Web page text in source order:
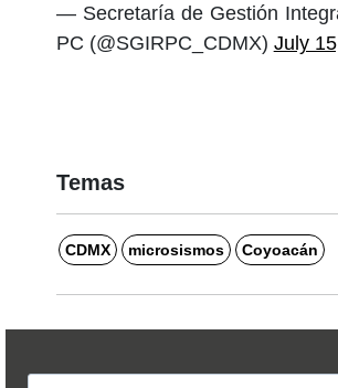
— Secretaría de Gestión
PC (@SGIRPC_CDMX) July
Temas
CDMX microsismos Coyoacán